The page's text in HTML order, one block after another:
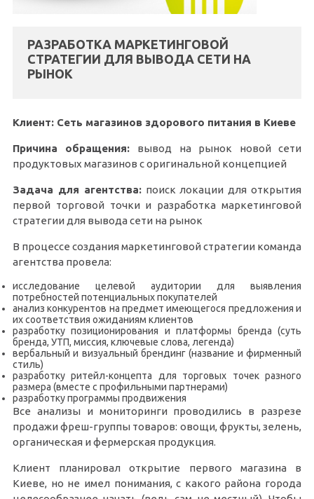
РАЗРАБОТКА МАРКЕТИНГОВОЙ
СТРАТЕГИИ ДЛЯ ВЫВОДА СЕТИ НА
РЫНОК
Клиент: Сеть магазинов здорового питания в Киеве
Причина обращения: вывод на рынок новой сети
продуктовых магазинов с оригинальной концепцией
Задача для агентства:поиск локации для открытия
первой торговой точки и разработка маркетинговой
стратегии для вывода сети на рынок
В процессе создания маркетинговой стратегии команда
агентства провела:
исследование целевой аудитории для выявления
потребностей потенциальных покупателей
анализ конкурентов на предмет имеющегося предложения и
их соответствия ожиданиям клиентов
разработку позиционирования и платформы бренда (суть
бренда, УТП, миссия, ключевые слова, легенда)
вербальный и визуальный брендинг (название и фирменный
стиль)
разработку ритейл-концепта для торговых точек разного
размера (вместе с профильными партнерами)
разработку программы продвижения
Все анализы и мониторинги проводились в разрезе
продажи фреш-группы товаров: овощи, фрукты, зелень,
органическая и фермерская продукция.
Клиент планировал открытие первого магазина в
Киеве, но не имел понимания, с какого района города